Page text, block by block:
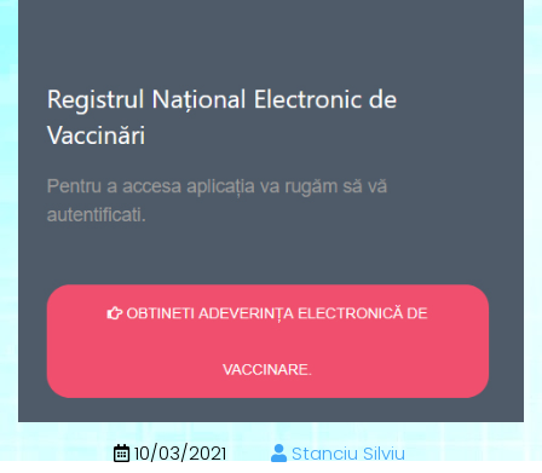
10/03/2021 Stanciu Silviu